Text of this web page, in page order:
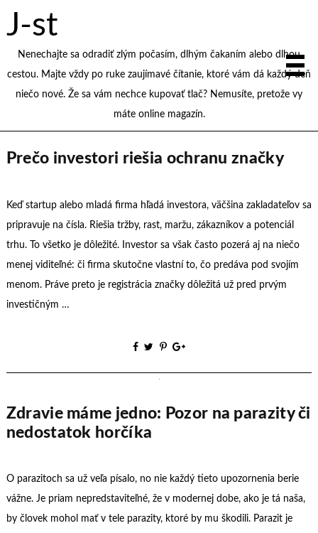
J-st
Nenechajte sa odradiť zlým počasím, dlhým čakaním alebo dlhou
cestou. Majte vždy po ruke zaujímavé čítanie, ktoré vám dá každý deň
niečo nové. Že sa vám nechce kupovať tlač? Nemusíte, pretože vy
máte online magazín.
Prečo investori riešia ochranu značky
Keď startup alebo mladá firma hľadá investora, väčšina zakladateľov sa
pripravuje na čísla. Riešia tržby, rast, maržu, zákazníkov a potenciál
trhu. To všetko je dôležité. Investor sa však často pozerá aj na niečo
menej viditeľné: či firma skutočne vlastní to, čo predáva pod svojím
menom. Práve preto je registrácia značky dôležitá už pred prvým
investičným …
Zdravie máme jedno: Pozor na parazity či
nedostatok horčíka
O parazitoch sa už veľa písalo, no nie každý tieto upozornenia berie
vážne. Je priam nepredstaviteľné, že v modernej dobe, ako je tá naša,
by človek mohol mať v tele parazity, ktoré by mu škodili. Parazit je